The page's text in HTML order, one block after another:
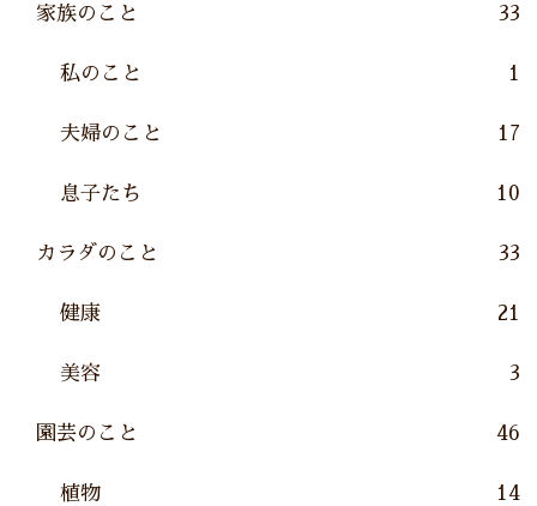
家族のこと 33
私のこと 1
夫婦のこと 17
息子たち 10
カラダのこと 33
健康 21
美容 3
園芸のこと 46
植物 14